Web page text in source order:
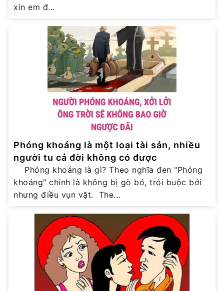
xin em đ...
Phóng khoáng là một loại tài sản, nhiều
người tu cả đời không có được
Phóng khoáng là gì? Theo nghĩa đen "Phóng
khoáng" chính là không bị gò bó, trói buộc bởi
nhưng điều vụn vặt. The...